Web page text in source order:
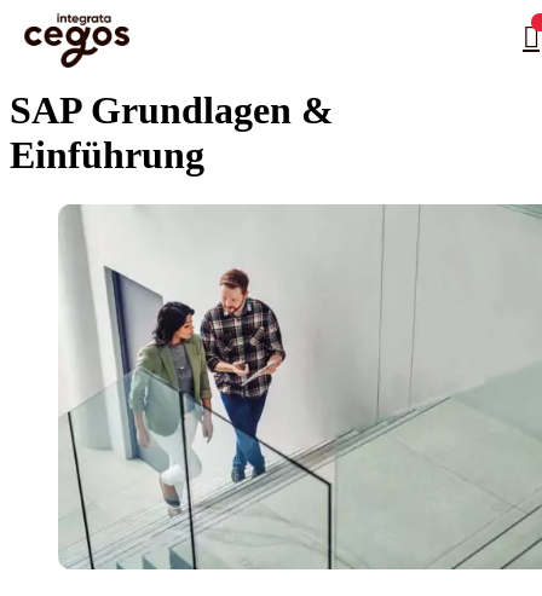
Skip to main content
Sie sind hier:Startseite
Unternehmen>SAP Grundlagen & Einführung
SAP Grundlagen &
Einführung